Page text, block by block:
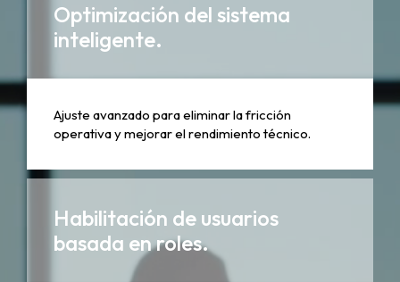
Optimización del sistema
inteligente.
Ajuste avanzado para eliminar la fricción
operativa y mejorar el rendimiento técnico.
Habilitación de usuarios
basada en roles.